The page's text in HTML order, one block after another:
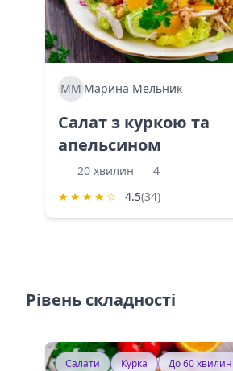
ММ Марина Мельник
Салат з куркою та
апельсином
20 хвилин
4
★ ★ ★ ★ ☆ 4.5(34)
Рівень складності
Салати Курка
До 60 хвилин